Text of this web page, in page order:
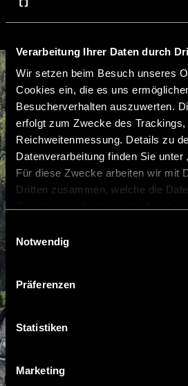
Verarbeitung Ihrer Daten durch
Wir setzen beim Besuch unseres
Cookies ein, die es uns
Besucherverhalten auszuwerten.
erfolgt zum Zwecke des
Reichweitenmessung. Details zu
Datenverarbeitung finden Sie unter
Für diese Zwecke arbeiten wir mit
Dritten zusammen, welche die
Durch Anklicken der Schaltfläche
Detailansicht geben Sie Ihre
Ihrer Daten zu den jeweiligen
widerruflich für die Zukunft durch
Schaltfläche „Einwilligung
Einwilligungsauswahl
Notwendig
Präferenzen
Statistiken
Marketing